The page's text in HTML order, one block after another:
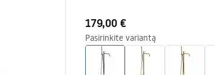
179,00 €
Pasirinkite variantą